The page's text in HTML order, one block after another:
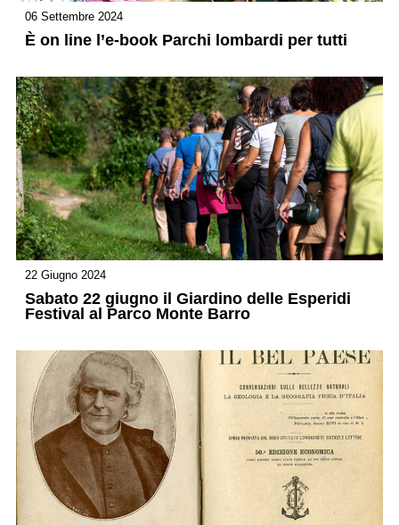
06 Settembre 2024
È on line l’e-book Parchi lombardi per tutti
22 Giugno 2024
Sabato 22 giugno il Giardino delle Esperidi
Festival al Parco Monte Barro